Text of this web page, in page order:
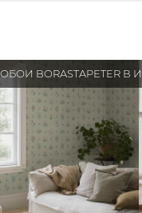
Milassa Aura
Rossi
Bernardo
Baoqili
AS
Rasch
Luna
ОБОИ BORASTAPETER В